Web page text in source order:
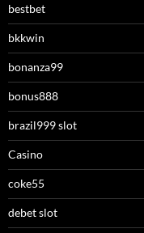
bestbet
bkkwin
bonanza99
bonus888
brazil999 slot
Casino
coke55
debet slot